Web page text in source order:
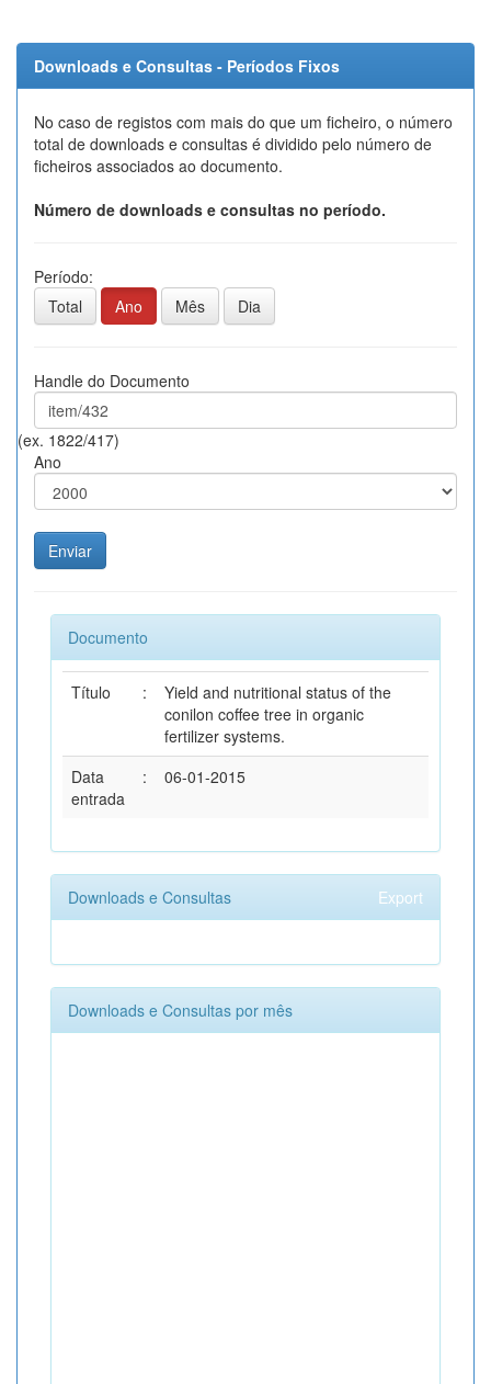
Downloads e Consultas - Períodos Fixos
No caso de registos com mais do que um ficheiro, o número
total de downloads e consultas é dividido pelo número de
ficheiros associados ao documento.
Número de downloads e consultas no período.
Período:
Total
Ano Mês Dia
Handle do Documento
(ex. 1822/417)
Ano
Documento
Título :
Yield and nutritional status of the
conilon coffee tree in organic
fertilizer systems.
Data
entrada
: 06-01-2015
Downloads e Consultas Export
Downloads e Consultas por mês